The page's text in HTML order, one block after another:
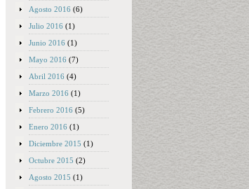
Agosto 2016 (6)
Julio 2016 (1)
Junio 2016 (1)
Mayo 2016 (7)
Abril 2016 (4)
Marzo 2016 (1)
Febrero 2016 (5)
Enero 2016 (1)
Diciembre 2015 (1)
Octubre 2015 (2)
Agosto 2015 (1)